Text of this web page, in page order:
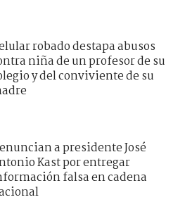
robado destapa abusos
niña de un profesor de su
y del conviviente de su
a presidente José
Kast por entregar
falsa en cadena